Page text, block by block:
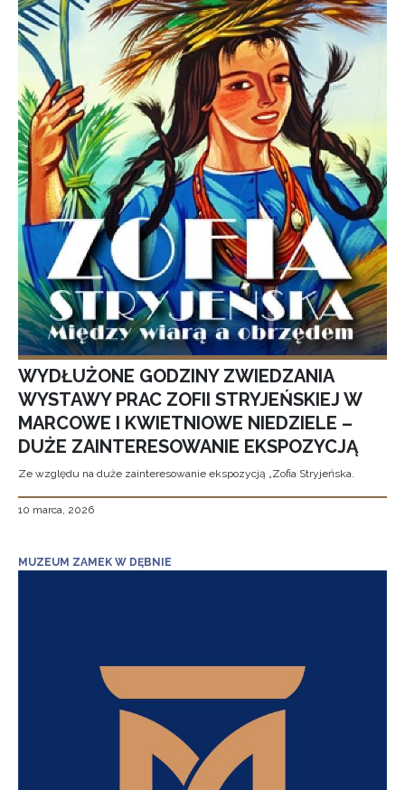
WYDŁUŻONE GODZINY ZWIEDZANIA
WYSTAWY PRAC ZOFII STRYJEŃSKIEJ W
MARCOWE I KWIETNIOWE NIEDZIELE –
DUŻE ZAINTERESOWANIE EKSPOZYCJĄ
Ze względu na duże zainteresowanie ekspozycją „Zofia Stryjeńska.
10 marca, 2026
MUZEUM ZAMEK W DĘBNIE